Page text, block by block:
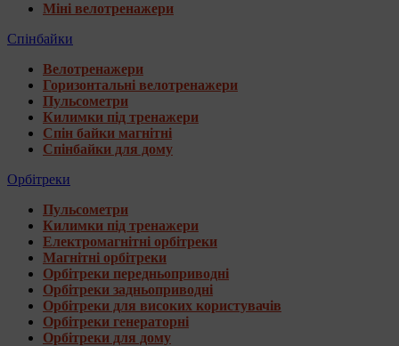
Міні велотренажери
Спінбайки
Велотренажери
Горизонтальні велотренажери
Пульсометри
Килимки під тренажери
Спін байки магнітні
Спінбайки для дому
Орбітреки
Пульсометри
Килимки під тренажери
Електромагнітні орбітреки
Магнітні орбітреки
Орбітреки передньоприводні
Орбітреки задньоприводні
Орбітреки для високих користувачів
Орбітреки генераторні
Орбітреки для дому